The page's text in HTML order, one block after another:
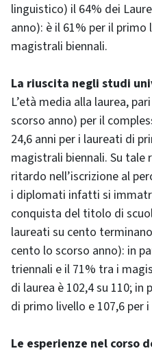
linguistico) il 64% dei
anno): è il 61% per il primo
magistrali biennali.
La riuscita negli studi
L’età media alla laurea,
scorso anno) per il
24,6 anni per i laureati di
magistrali biennali. Su tale
ritardo nell’iscrizione al
i diplomati infatti si
conquista del titolo di
laureati su cento
cento lo scorso anno): in
triennali e il 71% tra i
di laurea è 102,4 su 110;
di primo livello e 107,6 per
Le esperienze nel corso